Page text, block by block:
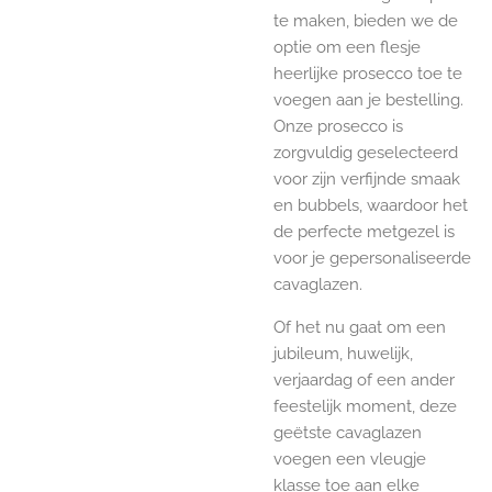
te maken, bieden we de
optie om een flesje
heerlijke prosecco toe te
voegen aan je bestelling.
Onze prosecco is
zorgvuldig geselecteerd
voor zijn verfijnde smaak
en bubbels, waardoor het
de perfecte metgezel is
voor je gepersonaliseerde
cavaglazen.
Of het nu gaat om een
jubileum, huwelijk,
verjaardag of een ander
feestelijk moment, deze
geëtste cavaglazen
voegen een vleugje
klasse toe aan elke